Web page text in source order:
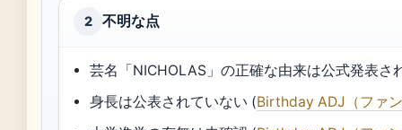
2 不明な点
芸名「NICHOLAS」の正確な由来は公式発表さ
身長は公表されていない (Birthday ADJ（ファ